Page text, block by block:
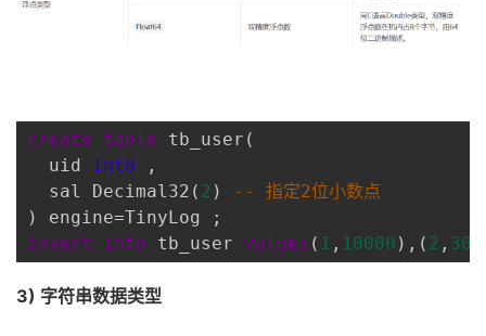
create table tb_user(
  uid
Int8 ,
  sal Decimal32(
2 )
-- 指定2位小数点
) engine=TinyLog ;
insert
into tb_user values ( 1 , 10000 ),( 2 ,
3) 字符串数据类型